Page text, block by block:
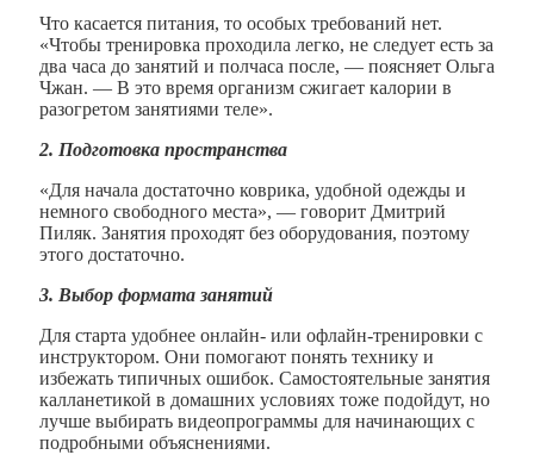
Что касается питания, то особых требований нет.
«Чтобы тренировка проходила легко, не следует есть за
два часа до занятий и полчаса после, — поясняет Ольга
Чжан. — В это время организм сжигает калории в
разогретом занятиями теле».
2. Подготовка пространства
«Для начала достаточно коврика, удобной одежды и
немного свободного места», — говорит Дмитрий
Пиляк. Занятия проходят без оборудования, поэтому
этого достаточно.
3. Выбор формата занятий
Для старта удобнее онлайн- или офлайн-тренировки с
инструктором. Они помогают понять технику и
избежать типичных ошибок. Самостоятельные занятия
калланетикой в домашних условиях тоже подойдут, но
лучше выбирать видеопрограммы для начинающих с
подробными объяснениями.